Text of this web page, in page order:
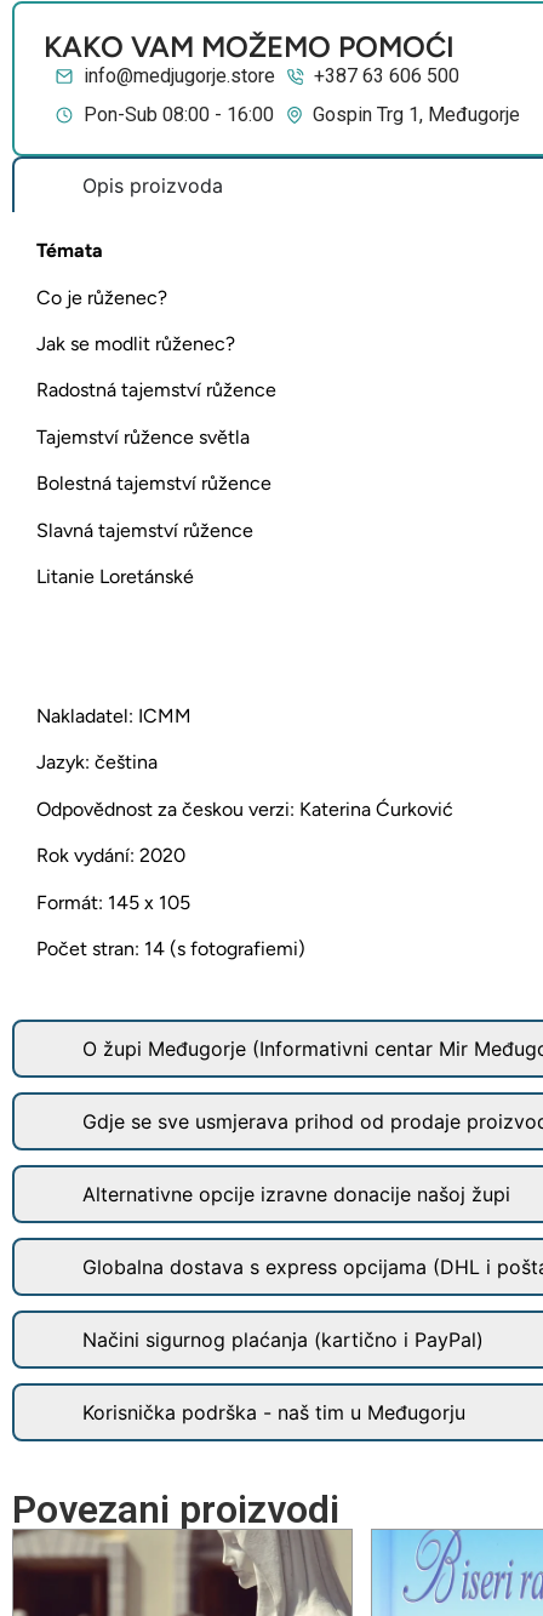
KAKO VAM MOŽEMO POMOĆI
info@medjugorje.store
+387 63 606 500
Pon-Sub 08:00 - 16:00
Gospin Trg 1, Međugorje
Opis proizvoda
Témata
Co je růženec?
Jak se modlit růženec?
Radostná tajemství růžence
Tajemství růžence světla
Bolestná tajemství růžence
Slavná tajemství růžence
Litanie Loretánské
Nakladatel: ICMM
Jazyk: čeština
Odpovědnost za českou verzi: Katerina Ćurković
Rok vydání: 2020
Formát: 145 x 105
Počet stran: 14 (s fotografiemi)
O župi Međugorje (Informativni centar Mir
Gdje se sve usmjerava prihod od prodaje
Alternativne opcije izravne donacije našoj župi
Globalna dostava s express opcijama (DHL i
Načini sigurnog plaćanja (kartično i PayPal)
Korisnička podrška - naš tim u Međugorju
Povezani proizvodi